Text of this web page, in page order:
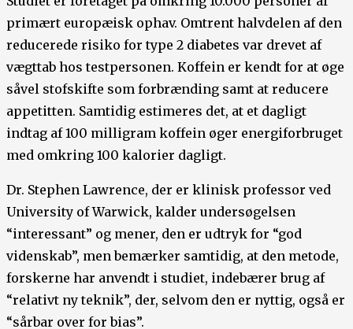
primært europæisk ophav. Omtrent halvdelen af den
reducerede risiko for type 2 diabetes var drevet af
vægttab hos testpersonen. Koffein er kendt for at øge
såvel stofskifte som forbrænding samt at reducere
appetitten. Samtidig estimeres det, at et dagligt
indtag af 100 milligram koffein øger energiforbruget
med omkring 100 kalorier dagligt.
Dr. Stephen Lawrence, der er klinisk professor ved
University of Warwick, kalder undersøgelsen
“interessant” og mener, den er udtryk for “god
videnskab”, men bemærker samtidig, at den metode,
forskerne har anvendt i studiet, indebærer brug af
“relativt ny teknik”, der, selvom den er nyttig, også er
“sårbar over for bias”.